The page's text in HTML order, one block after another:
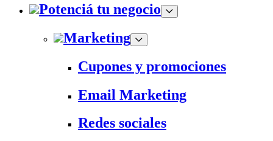
Potenciá tu negocio
Marketing
Cupones y promociones
Email Marketing
Redes sociales